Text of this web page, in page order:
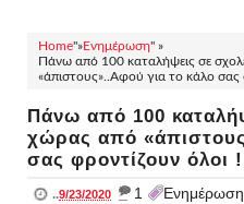
Home"»Ενημέρωση" »
Πάνω από 100 καταλήψεις σε
«άπιστους»..Αφού για το κάλο σας
Πάνω από 100
χώρας από
σας φροντίζουν όλοι !
..9/23/2020 _ 1 Ενημέρωση,